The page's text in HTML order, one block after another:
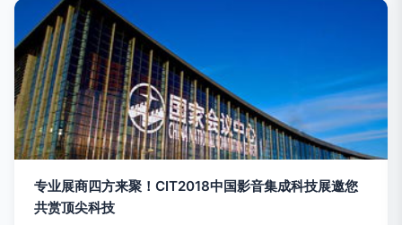
专业展商四方来聚！CIT2018中国影音集成科技展邀您
共赏顶尖科技